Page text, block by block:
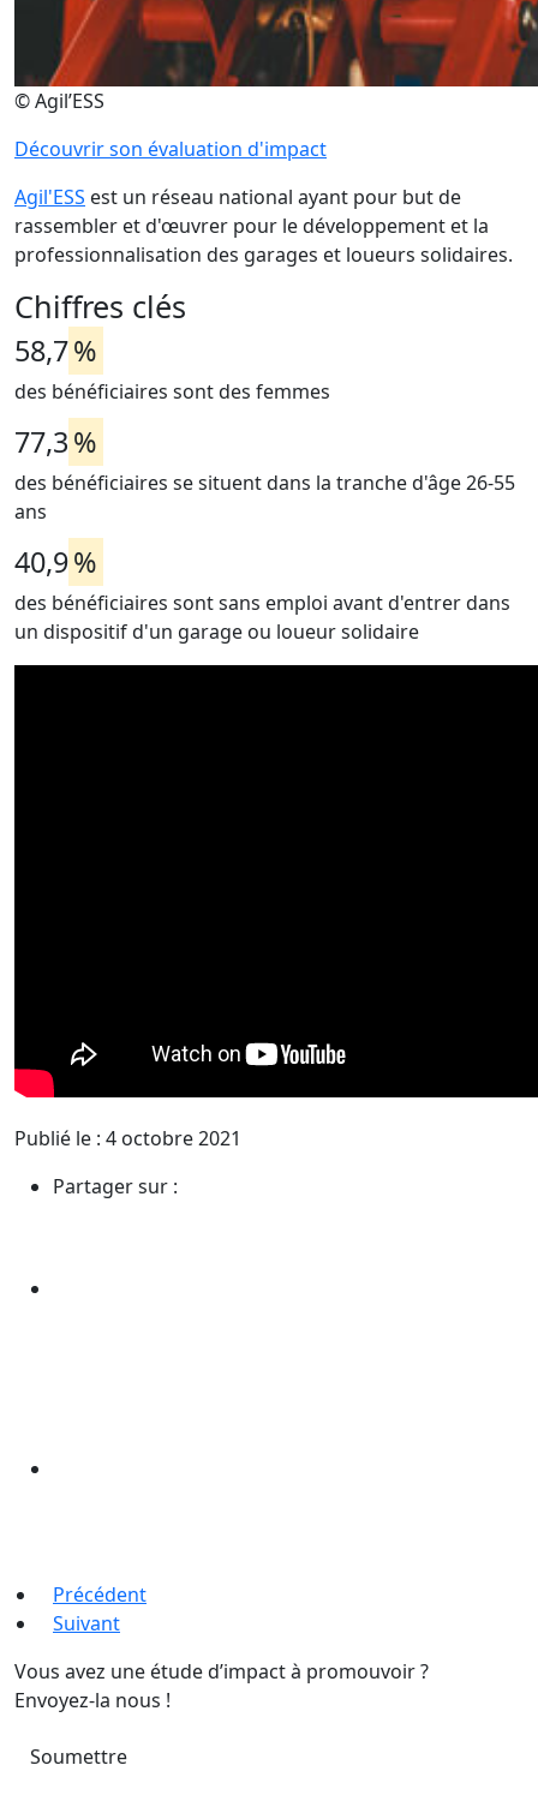
© Agil’ESS
Découvrir son évaluation d'impact
Agil'ESS est un réseau national ayant pour but de
rassembler et d'œuvrer pour le développement et la
professionnalisation des garages et loueurs solidaires.
Chiffres clés
58,7%
des bénéficiaires sont des femmes
77,3%
des bénéficiaires se situent dans la tranche d'âge 26-55
ans
40,9%
des bénéficiaires sont sans emploi avant d'entrer dans
un dispositif d'un garage ou loueur solidaire
Publié le : 4 octobre 2021
Partager sur :
Précédent
Suivant
Vous avez une étude d’impact à promouvoir ?
Envoyez-la nous !
Soumettre